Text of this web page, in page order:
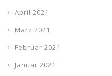
April 2021
März 2021
Februar 2021
Januar 2021